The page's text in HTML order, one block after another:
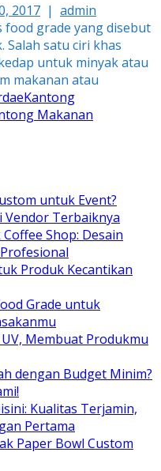
2017 | admin
grade yang disebut
Salah satu ciri khas
untuk minyak atau
makanan atau
Kantong
Makanan
untuk Event?
Vendor Terbaiknya
Shop: Desain
Produk Kecantikan
Grade untuk
Membuat Produkmu
dengan Budget Minim?
Kualitas Terjamin,
Pertama
Paper Bowl Custom